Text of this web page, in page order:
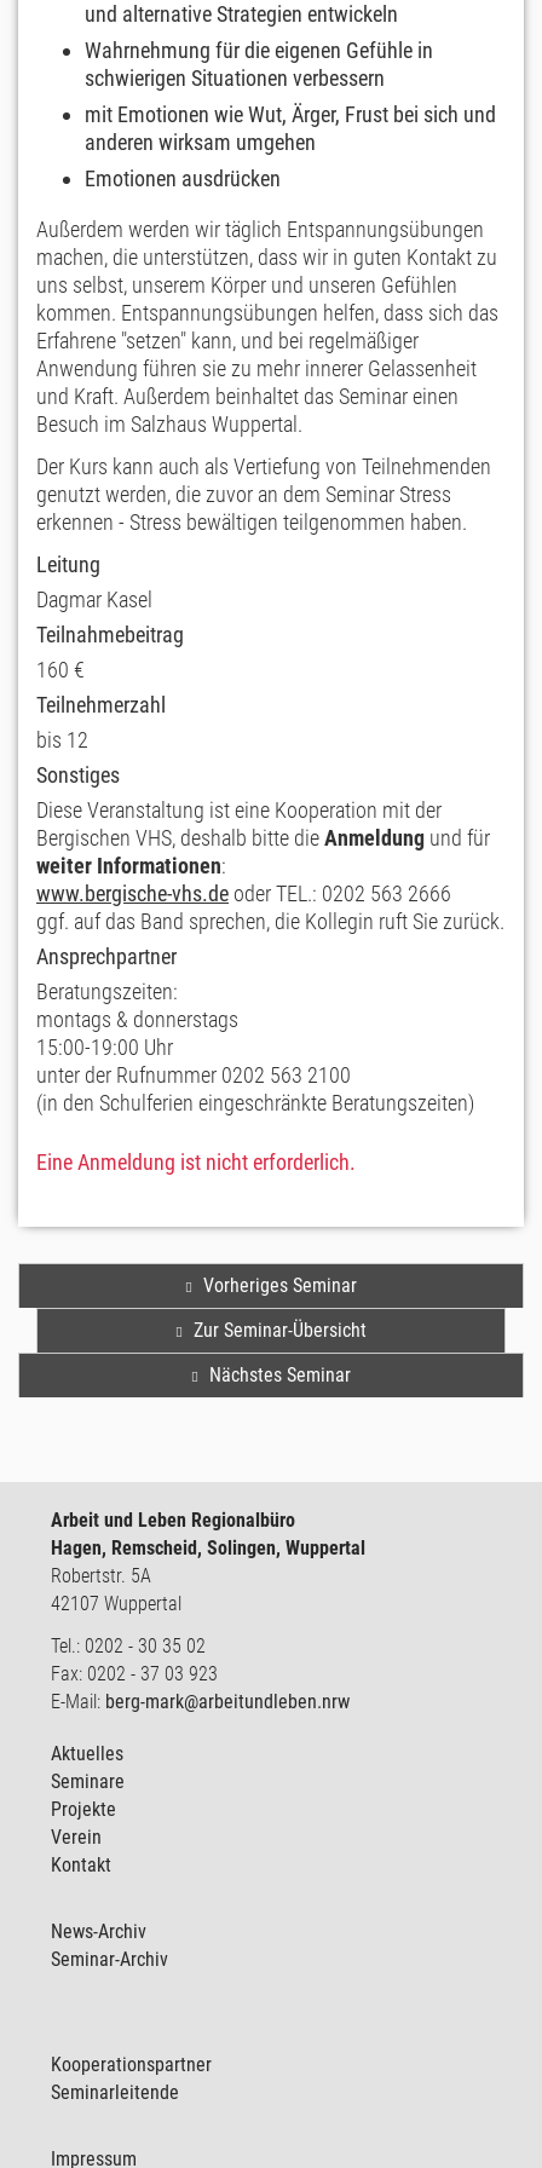
und alternative Strategien entwickeln
Wahrnehmung für die eigenen Gefühle in
schwierigen Situationen verbessern
mit Emotionen wie Wut, Ärger, Frust bei sich und
anderen wirksam umgehen
Emotionen ausdrücken
Außerdem werden wir täglich Entspannungsübungen
machen, die unterstützen, dass wir in guten Kontakt zu
uns selbst, unserem Körper und unseren Gefühlen
kommen. Entspannungsübungen helfen, dass sich das
Erfahrene "setzen" kann, und bei regelmäßiger
Anwendung führen sie zu mehr innerer Gelassenheit
und Kraft. Außerdem beinhaltet das Seminar einen
Besuch im Salzhaus Wuppertal.
Der Kurs kann auch als Vertiefung von Teilnehmenden
genutzt werden, die zuvor an dem Seminar Stress
erkennen - Stress bewältigen teilgenommen haben.
Leitung
Dagmar Kasel
Teilnahmebeitrag
160 €
Teilnehmerzahl
bis 12
Sonstiges
Diese Veranstaltung ist eine Kooperation mit der
Bergischen VHS, deshalb bitte dieAnmeldung und für
weiter Informationen:
www.bergische-vhs.de oder TEL.: 0202 563 2666
ggf. auf das Band sprechen, die Kollegin ruft Sie zurück.
Ansprechpartner
Beratungszeiten:
montags & donnerstags
15:00-19:00 Uhr
unter der Rufnummer 0202 563 2100
(in den Schulferien eingeschränkte Beratungszeiten)
Eine Anmeldung ist nicht erforderlich.
Vorheriges Seminar
Zur Seminar-Übersicht
Nächstes Seminar
Arbeit und Leben Regionalbüro
Hagen, Remscheid, Solingen, Wuppertal
Robertstr. 5A
42107 Wuppertal
Tel.: 0202 - 30 35 02
Fax: 0202 - 37 03 923
E-Mail: berg-mark@arbeitundleben.nrw
Aktuelles
Seminare
Projekte
Verein
Kontakt
News-Archiv
Seminar-Archiv
Kooperationspartner
Seminarleitende
Impressum